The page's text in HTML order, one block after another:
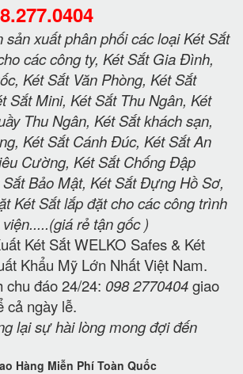
sản xuất phân phối các loại Két Sắt
các công ty, Két Sắt Gia Đình,
Két Sắt Văn Phòng, Két Sắt
Sắt Mini, Két Sắt Thu Ngân, Két
Thu Ngân, Két Sắt khách sạn,
Két Sắt Cánh Đúc, Két Sắt An
Cường, Két Sắt Chống Đập
Bảo Mật, Két Sắt Đựng Hồ Sơ,
Két Sắt lắp đặt cho các công trình
rẻ tận gốc )
Két Sắt WELKO Safes & Két
Khẩu Mỹ Lớn Nhất Việt Nam.
chu đáo 24/24: 098 2770404giao
cả ngày lễ.
lại sự hài lòng mong đợi đến
Hàng Miễn Phí Toàn Quốc